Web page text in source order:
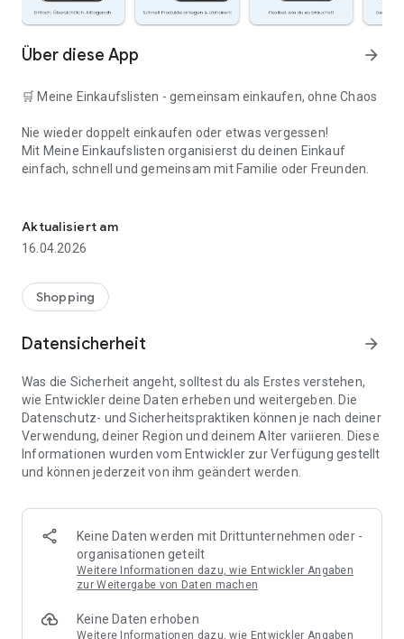
Über diese App arrow_forward
🛒 Meine Einkaufslisten - gemeinsam einkaufen, ohne Chaos
Nie wieder doppelt einkaufen oder etwas vergessen!
Mit Meine Einkaufslisten organisierst du deinen Einkauf
einfach, schnell und gemeinsam mit Familie oder Freunden.
👨‍👩‍👧 Gemeinsame Einkaufslisten in Echtzeit: Alle sehen
⚡ Superschnell & einfach: Liste in Sekunden erstellen und
sofort loslegen.
📱 Immer dabei: Deine Einkaufsliste ist jederzeit auf deinem
🤝 Teilen leicht gemacht: Lade andere ein und erledigt den
Einkauf gemeinsam.
🍳 Zutaten direkt aus Rezepten übernehmen: Importiere
Zutaten von Rezept-Webseiten und verwandle sie
🚀 DEINE VORTEILE IM ALLTAG
* Nie wieder doppelte Einkäufe
* Kein Chaos mehr beim Einkaufen
* Bessere Abstimmung mit Familie & Freunden
* Perfekt für die Essensplanung
Aktualisiert am
16.04.2026
Shopping
Datensicherheit arrow_forward
Was die Sicherheit angeht, solltest du als Erstes verstehen,
wie Entwickler deine Daten erheben und weitergeben. Die
Datenschutz- und Sicherheitspraktiken können je nach deiner
Verwendung, deiner Region und deinem Alter variieren. Diese
Informationen wurden vom Entwickler zur Verfügung gestellt
und können jederzeit von ihm geändert werden.
Keine Daten werden mit Drittunternehmen oder -
organisationen geteilt
Weitere Informationen dazu, wie Entwickler Angaben
zur Weitergabe von Daten machen
Keine Daten erhoben
Weitere Informationen dazu, wie Entwickler Angaben